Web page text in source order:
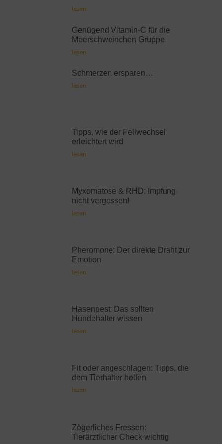
lesen
Genügend Vitamin-C für die
Meerschweinchen Gruppe
lesen
Schmerzen ersparen…
lesen
Tipps, wie der Fellwechsel
erleichtert wird
lesen
Myxomatose & RHD: Impfung
nicht vergessen!
lesen
Pheromone: Der direkte Draht zur
Emotion
lesen
Hasenpest: Das sollten
Hundehalter wissen
lesen
Fit oder angeschlagen: Tipps, die
dem Tierhalter helfen
lesen
Zögerliches Fressen:
Tierärztlicher Check wichtig